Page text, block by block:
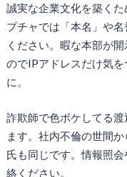
誠実な企業文化を築く
プチャでは「本名」や
ください。暇な本部が
のでIPアドレスだけ気
に。
詐欺師で色ボケしてる
ます。社内不倫の世間
氏も同じです。情報照
絡ください。